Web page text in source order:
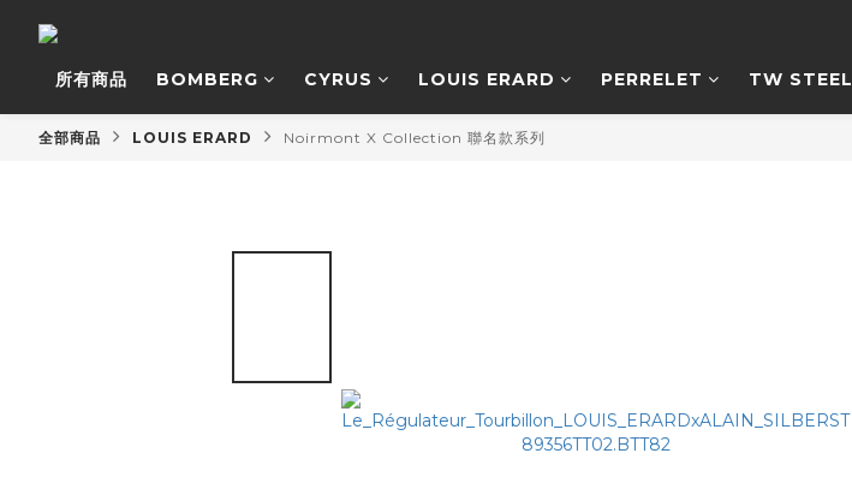
所有商品 BOMBERG CYRUS LOUIS ERARD PERRELET TW STEEL
全部商品 LOUIS ERARD Noirmont X Collection 聯名款系列